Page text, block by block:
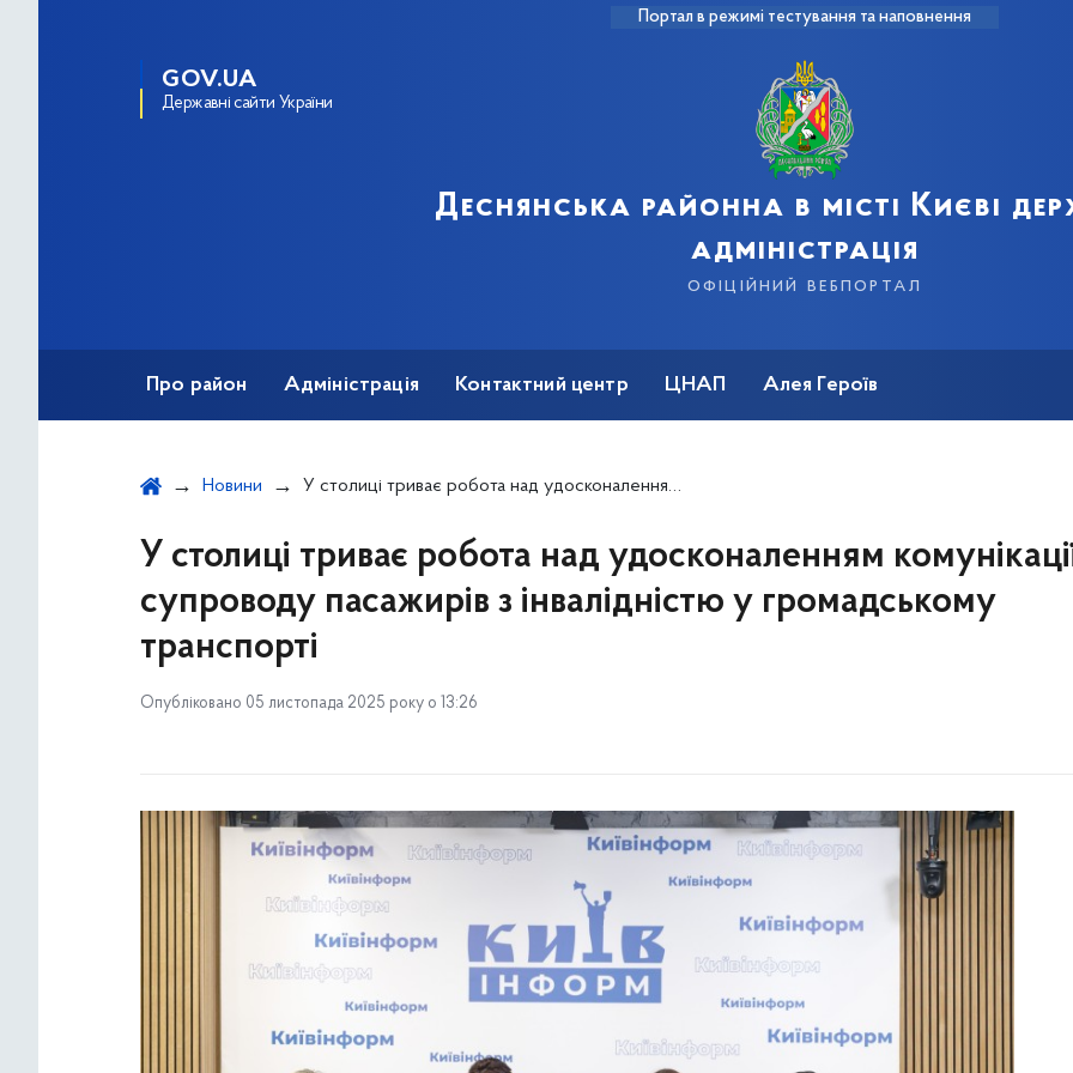
Портал в режимі тестування та наповнення
GOV.UA
Державні сайти України
Деснянська районна в місті Києві
адміністрація
офіційний вебпортал
Про район Адміністрація Контактний центр ЦНАП Алея Героїв
Новини У столиці триває робота над удосконаленням комунікації і супроводу пасажирів з інвалідністю у громадському транспорті
У столиці триває робота над удосконаленням
супроводу пасажирів з інвалідністю у громадському
транспорті
Опубліковано 05 листопада 2025 року о 13:26